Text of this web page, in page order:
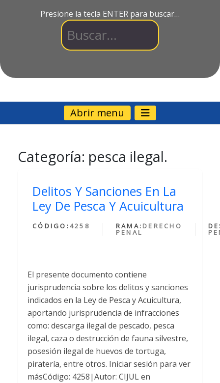
Presione la tecla ENTER para buscar…
Abrir menu
Categoría: pesca ilegal.
Delitos Y Sanciones En La
Ley De Pesca Y Acuicultura
CÓDIGO:4258 RAMA: DERECHO
PENAL
El presente documento contiene
jurisprudencia sobre los delitos y sanciones
indicados en la Ley de Pesca y Acuicultura,
aportando jurisprudencia de infracciones
como: descarga ilegal de pescado, pesca
ilegal, caza o destrucción de fauna silvestre,
posesión ilegal de huevos de tortuga,
piratería, entre otros. Iniciar sesión para ver
másCódigo: 4258|Autor: CIJUL en